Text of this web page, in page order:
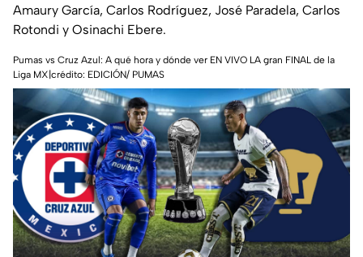
Amaury García, Carlos Rodríguez, José Paradela, Carlos
Rotondi y Osinachi Ebere.
Pumas vs Cruz Azul: A qué hora y dónde ver EN VIVO LA gran FINAL de la
Liga MX|crédito: EDICIÓN/ PUMAS